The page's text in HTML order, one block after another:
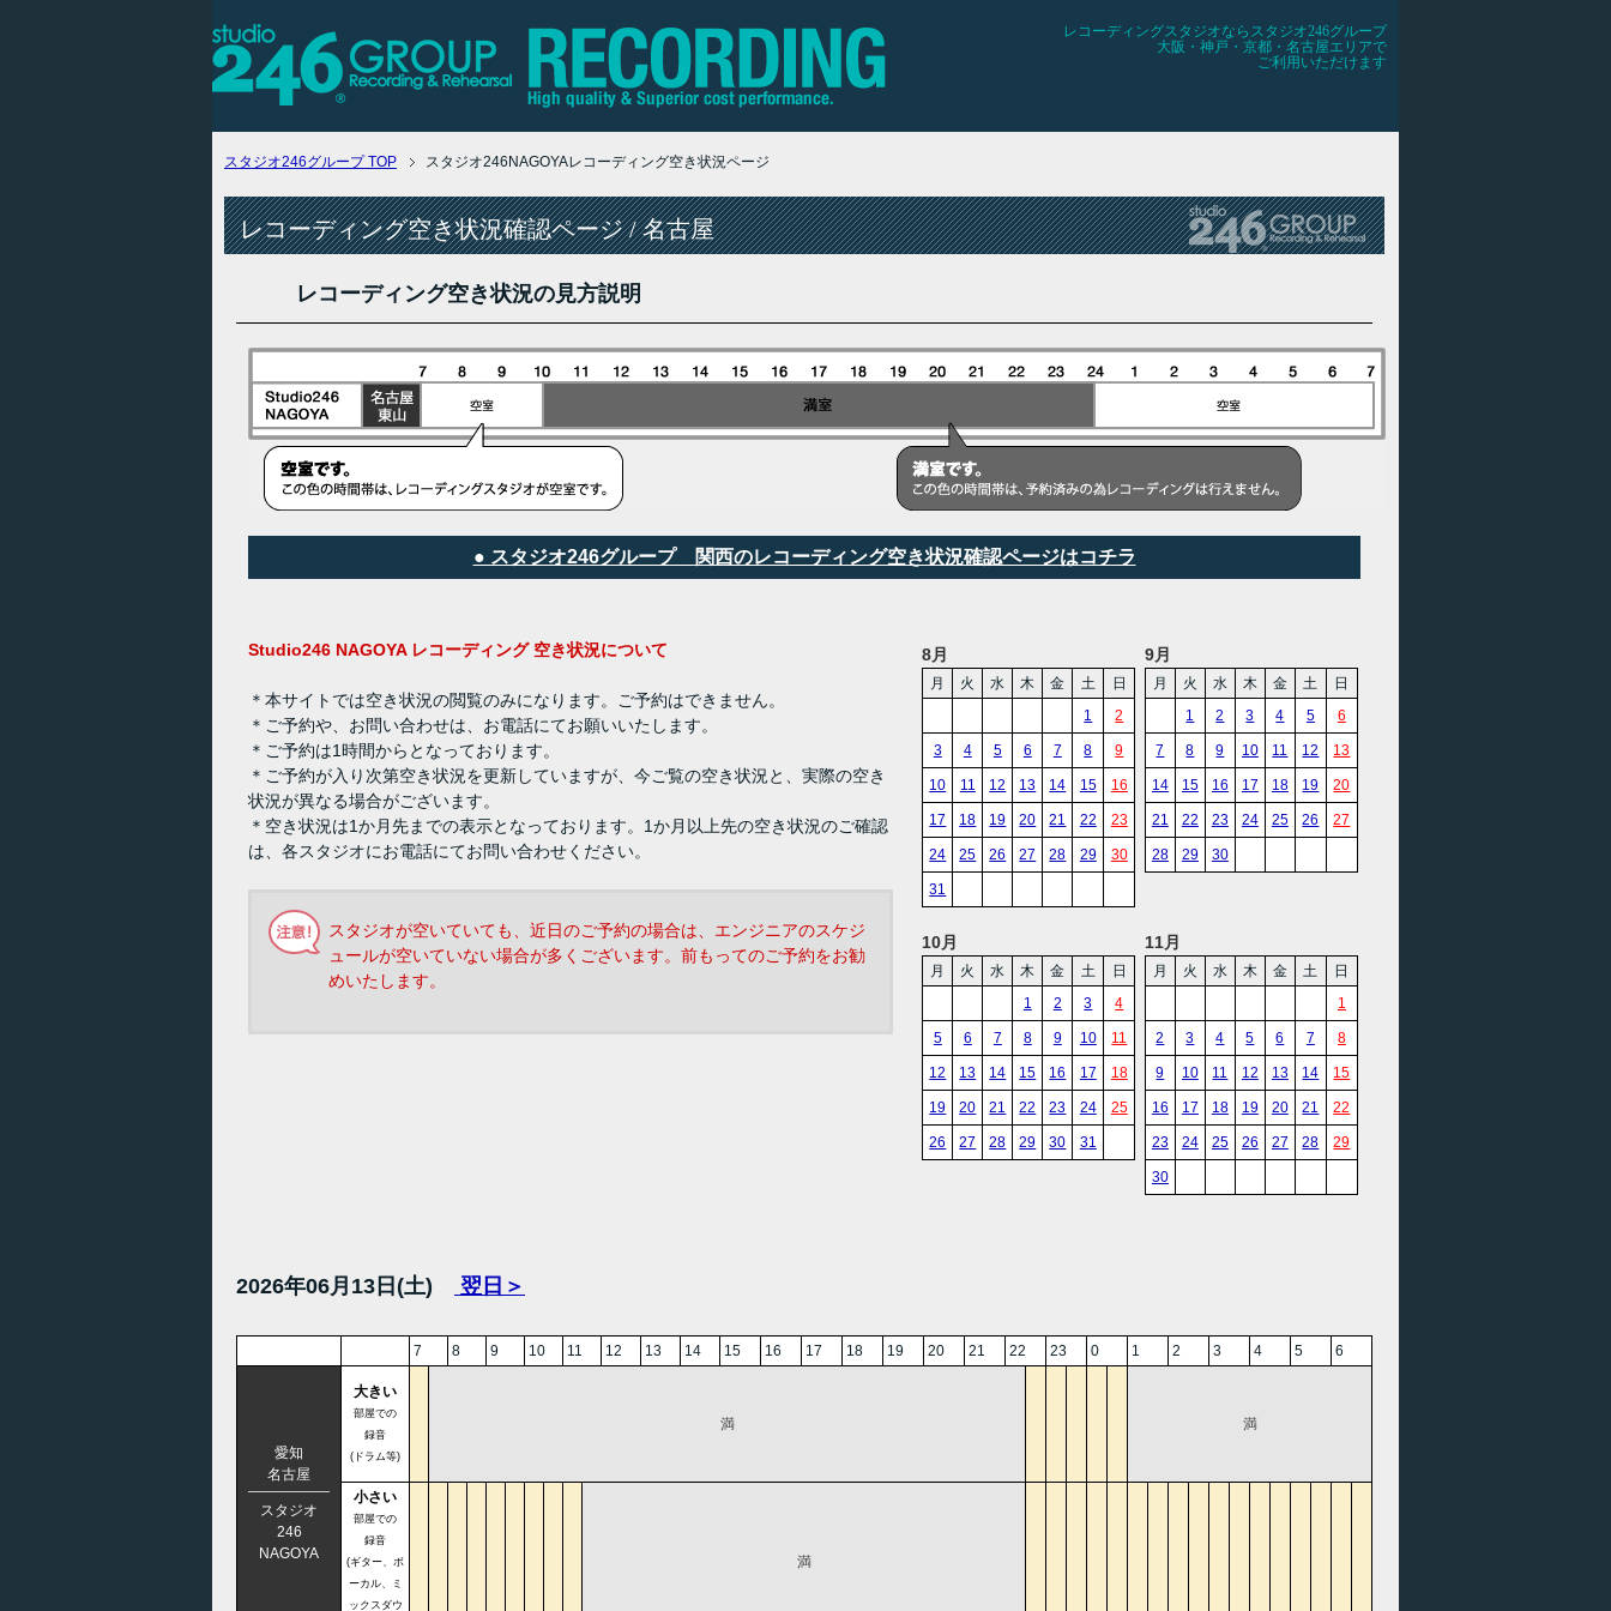
レコーディングスタジオならスタジオ246グループ
大阪・神戸・京都・名古屋エリアで
ご利用いただけます
スタジオ246グループTOP スタジオ246NAGOYAレコーディング空き状況ページ
レコーディング空き状況確認ページ / 名古屋
レコーディング空き状況の見方説明
● スタジオ246グループ 関西のレコーディング空き状況確認ページはコチラ
Studio246 NAGOYA レコーディング 空き状況について
＊本サイトでは空き状況の閲覧のみになります。ご予約はできません。
＊ご予約や、お問い合わせは、お電話にてお願いいたします。
＊ご予約は1時間からとなっております。
＊ご予約が入り次第空き状況を更新していますが、今ご覧の空き状況と、実際の空き
状況が異なる場合がございます。
＊空き状況は1か月先までの表示となっております。1か月以上先の空き状況のご確認
は、各スタジオにお電話にてお問い合わせください。
スタジオが空いていても、近日のご予約の場合は、エンジニアのスケジ
ュールが空いていない場合が多くございます。前もってのご予約をお勧
めいたします。
8月
月 火 水 木 金 土
日
1
2
3 4 5 6 7 8 9
10 11 12 13 14 15 16
17 18 19 20 21 22 23
24 25 26 27 28 29 30
31
9月
月 火 水 木 金 土
日
1
2 3 4 5 6
7 8 9 10 11 12 13
14 15 16 17 18 19 20
21 22 23 24 25 26 27
28 29 30
10月
月 火 水 木 金 土
日
1
2 3 4
5 6 7 8 9 10 11
12 13 14 15 16 17 18
19 20 21 22 23 24 25
26 27 28 29 30 31
11月
月 火 水 木 金 土
日
1
2 3 4 5 6 7 8
9 10 11 12 13 14 15
16 17 18 19 20 21 22
23 24 25 26 27 28 29
30
2026年06月13日(土) 翌日＞
7 8 9 10 11 12 13 14 15 16 17 18 19 20 21 22 23 0 1 2 3 4 5 6
愛知
名古屋
スタジオ
246
NAGOYA
大きい
部屋での
録音
(ドラム等)
満 満
小さい
部屋での
録音
(ギター、ボ
ーカル、ミ
ックスダウ
満